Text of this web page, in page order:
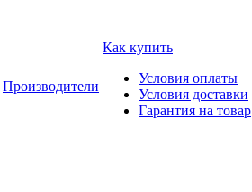
Производители
Как купить
Условия оплаты
Условия доставки
Гарантия на товар